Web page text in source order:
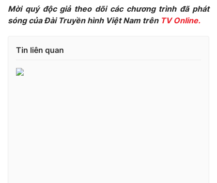
Hậu trường
Nhân vật
Khán giả
Điện ảnh
Sao
Đời sống
Giáo dục
Tuyển sinh
Công nghệ
Mời quý độc giả theo dõi các chương trình đã phát
sóng của Đài Truyền hình Việt Nam trên TV Online.
Tin liên quan